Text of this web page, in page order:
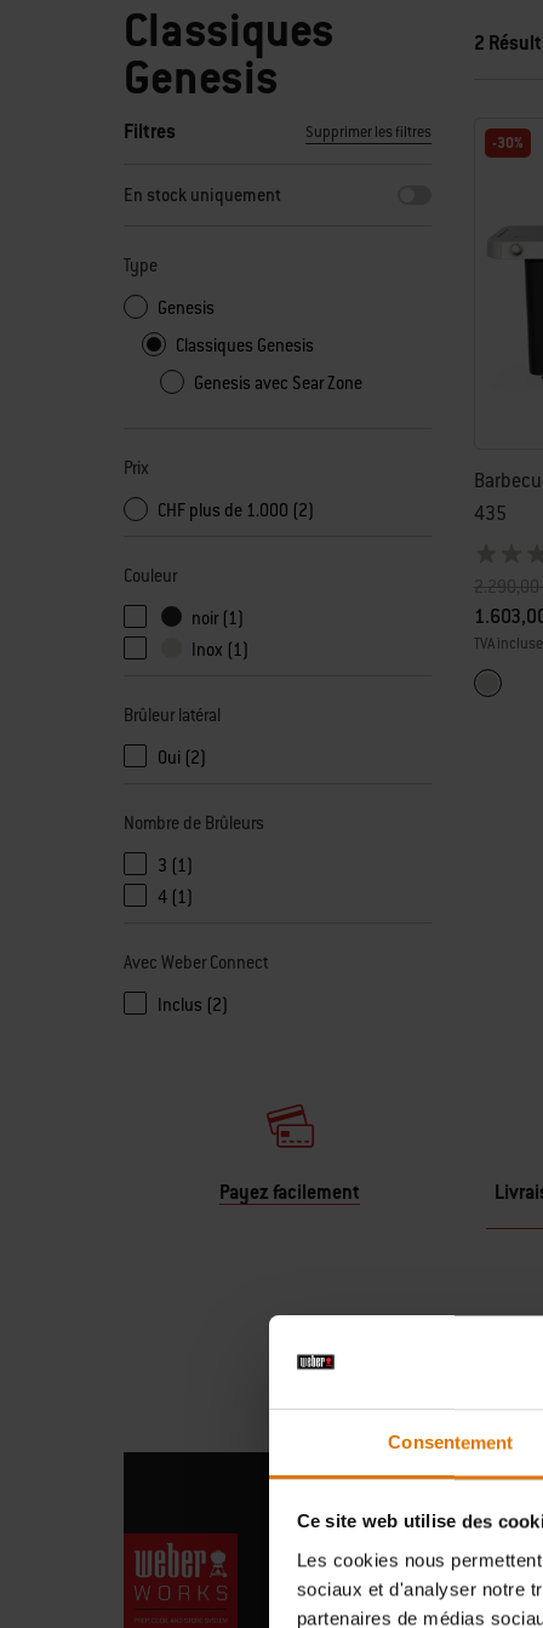
Consentement
Ce site web utilise des
Les cookies nous
sociaux et d'analyser notre
partenaires de médias
Classiques
Genesis
Filtres
En sélectionnant l’un des filtres, la page s'actualise en
Supprimer les filtres
En stock uniquement
Type
Genesis
Classiques Genesis
Genesis avec Sear Zone
Prix
CHF plus de 1.000 (2)
Couleur
noir (1)
Inox (1)
Brûleur latéral
Oui (2)
Nombre de Brûleurs
3 (1)
4 (1)
Avec Weber Connect
Inclus (2)
2
-30%
435
Prix
2.290,00
TVA incluse
Color
Inox
Payez facilement
Weber Works